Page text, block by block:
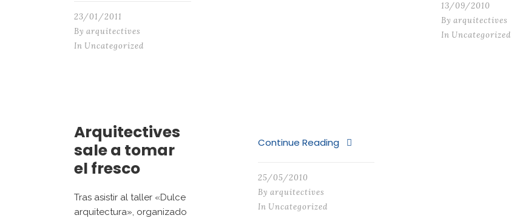
23/01/2011
By arquitectives
In Uncategorized
13/09/2010
By arquitectives
In Uncategorized
Arquitectives
sale a tomar
el fresco
Tras asistir al taller «Dulce
arquitectura», organizado
Continue Reading
25/05/2010
By arquitectives
In Uncategorized